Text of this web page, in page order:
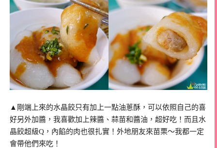
▲剛端上來的水晶餃只有加上一點油蔥酥，可以依照自己的喜
好另外加醬，我喜歡加上辣醬、蒜苗和醬油，超好吃！而且水
晶餃超級Q，內餡的肉也很扎實！外地朋友來苗栗～我都一定
會帶他們來吃！